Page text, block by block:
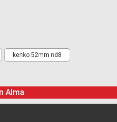
kenko 52mm nd8
Alma